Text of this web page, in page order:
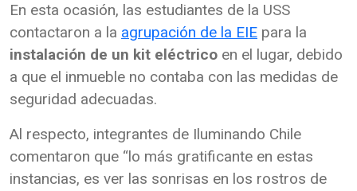
En esta ocasión, las estudiantes de la USS
contactaron a la agrupación de la EIE para la
instalación de un kit eléctrico en el lugar, debido
a que el inmueble no contaba con las medidas de
seguridad adecuadas.
Al respecto, integrantes de Iluminando Chile
comentaron que “lo más gratificante en estas
instancias, es ver las sonrisas en los rostros de